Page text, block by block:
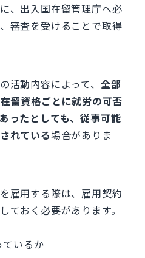
、出入国在留管理庁へ必
審査を受けることで取得
活動内容によって、 全部
在留資格ごとに就労の可否
ったとしても、従事可能
れている場合がありま
雇用する際は、雇用契約
ておく必要があります。
ているか